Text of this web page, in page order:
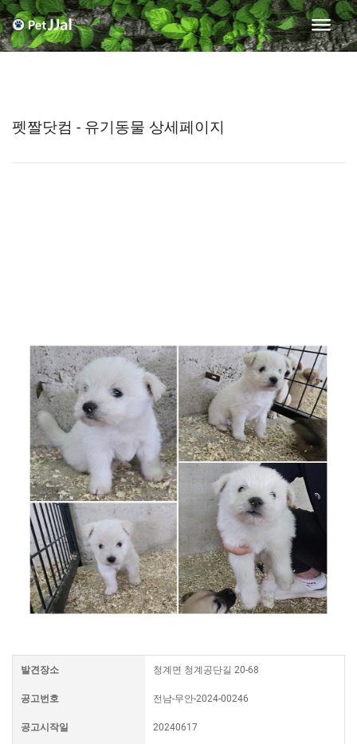
펫짤닷컴 - 유기동물 상세페이지
발견장소 청계면 청계공단길 20-68
공고번호 전남-무안-2024-00246
공고시작일 20240617